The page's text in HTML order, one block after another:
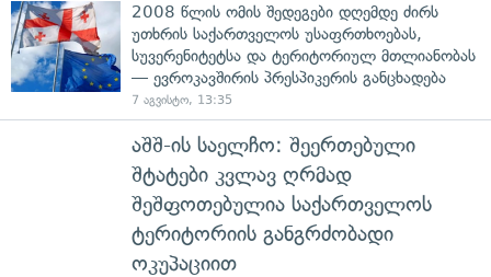
2008 წლის ომის შედეგები დღემდე ძირს
უთხრის საქართველოს უსაფრთხოებას,
სუვერენიტეტსა და ტერიტორიულ მთლიანობას
— ევროკავშირის პრესპიკერის განცხადება
7 აგვისტო, 13:35
აშშ-ის საელჩო: შეერთებული
შტატები კვლავ ღრმად
შეშფოთებულია საქართველოს
ტერიტორიის განგრძობადი
ოკუპაციით